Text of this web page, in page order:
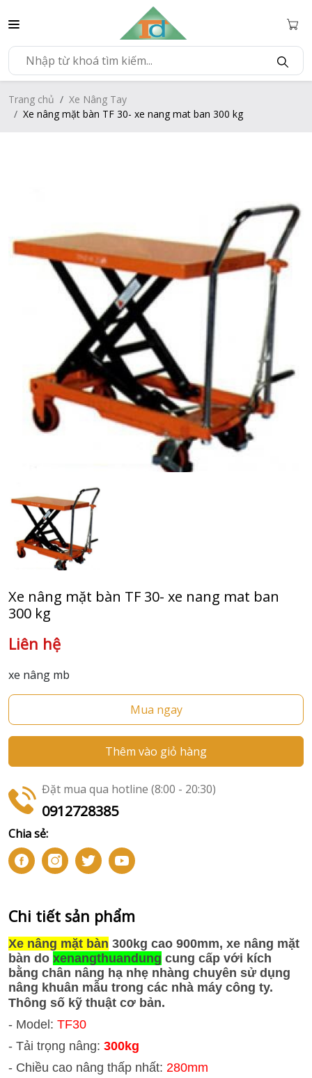
Trang chủ
Xe Nâng Tay
Xe nâng mặt bàn TF 30- xe nang mat ban 300 kg
Xe nâng mặt bàn TF 30- xe nang mat ban
300 kg
Liên hệ
xe nâng mb
Mua ngay
Thêm vào giỏ hàng
Đặt mua qua hotline (8:00 - 20:30)
0912728385
Chia sẻ:
Chi tiết sản phẩm
Xe nâng mặt bàn 300kg cao 900mm, xe nâng mặt
bàn do xenangthuandung cung cấp với kích
bằng chân nâng hạ nhẹ nhàng chuyên sử dụng
nâng khuân mẫu trong các nhà máy công ty.
Thông số kỹ thuật cơ bản.
- Model: TF30
- Tải trọng nâng: 300kg
- Chiều cao nâng thấp nhất: 280mm